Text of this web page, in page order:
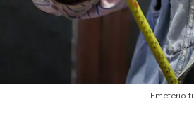
Emeterio